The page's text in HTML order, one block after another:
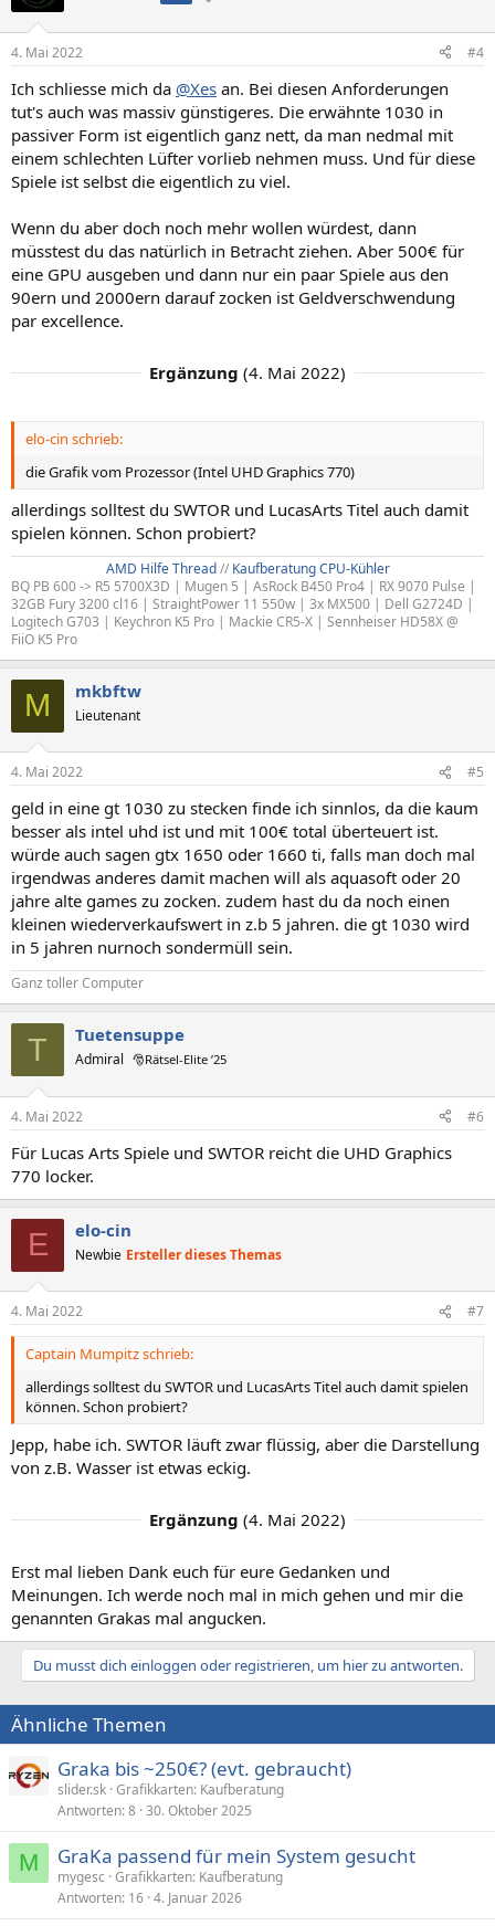
e
:
4. Mai 2022 #4
Ich schliesse mich da @Xes an. Bei diesen Anforderungen
tut's auch was massiv günstigeres. Die erwähnte 1030 in
passiver Form ist eigentlich ganz nett, da man nedmal mit
einem schlechten Lüfter vorlieb nehmen muss. Und für diese
Spiele ist selbst die eigentlich zu viel.
Wenn du aber doch noch mehr wollen würdest, dann
müsstest du das natürlich in Betracht ziehen. Aber 500€ für
eine GPU ausgeben und dann nur ein paar Spiele aus den
90ern und 2000ern darauf zocken ist Geldverschwendung
par excellence.
Ergänzung (4. Mai 2022)
elo-cin schrieb:
die Grafik vom Prozessor (Intel UHD Graphics 770)
allerdings solltest du SWTOR und LucasArts Titel auch damit
spielen können. Schon probiert?
AMD Hilfe Thread// Kaufberatung CPU-Kühler
BQ PB 600 -> R5 5700X3D | Mugen 5 | AsRock B450 Pro4 | RX 9070 Pulse |
32GB Fury 3200 cl16 | StraightPower 11 550w | 3x MX500 | Dell G2724D |
Logitech G703 | Keychron K5 Pro | Mackie CR5-X | Sennheiser HD58X @
FiiO K5 Pro
M mkbftw
Lieutenant
4. Mai 2022 #5
geld in eine gt 1030 zu stecken finde ich sinnlos, da die kaum
besser als intel uhd ist und mit 100€ total überteuert ist.
würde auch sagen gtx 1650 oder 1660 ti, falls man doch mal
irgendwas anderes damit machen will als aquasoft oder 20
jahre alte games zu zocken. zudem hast du da noch einen
kleinen wiederverkaufswert in z.b 5 jahren. die gt 1030 wird
in 5 jahren nurnoch sondermüll sein.
Ganz toller Computer
T Tuetensuppe
Admiral 🎅Rätsel-Elite ’25
4. Mai 2022 #6
Für Lucas Arts Spiele und SWTOR reicht die UHD Graphics
770 locker.
E elo-cin
Newbie Ersteller dieses Themas
4. Mai 2022 #7
Captain Mumpitz schrieb:
allerdings solltest du SWTOR und LucasArts Titel auch damit spielen
können. Schon probiert?
Jepp, habe ich. SWTOR läuft zwar flüssig, aber die Darstellung
von z.B. Wasser ist etwas eckig.
Ergänzung (4. Mai 2022)
Erst mal lieben Dank euch für eure Gedanken und
Meinungen. Ich werde noch mal in mich gehen und mir die
genannten Grakas mal angucken.
Du musst dich einloggen oder registrieren, um hier zu antworten.
Ähnliche Themen
Graka bis ~250€? (evt. gebraucht)
slider.sk Grafikkarten: Kaufberatung
Antworten 8 30. Oktober 2025
M GraKa passend für mein System gesucht
mygesc Grafikkarten: Kaufberatung
Antworten 16 4. Januar 2026